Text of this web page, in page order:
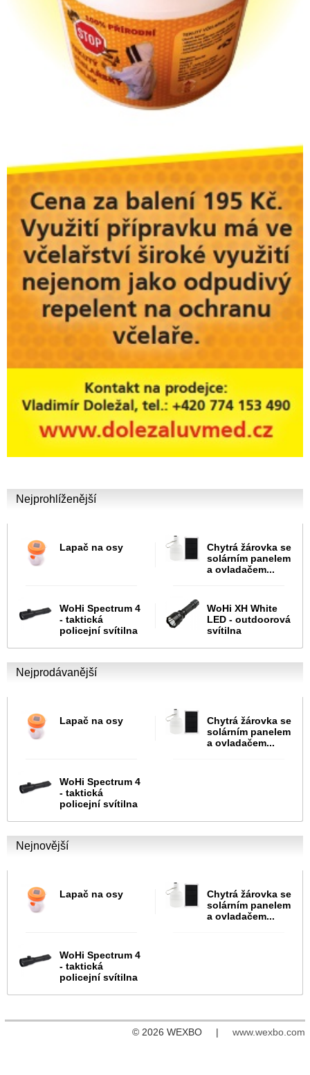
Nejprohlíženější
Lapač na osy
Chytrá žárovka se
solárním panelem
a ovladačem...
WoHi Spectrum 4
- taktická
policejní svítilna
WoHi XH White
LED - outdoorová
svítilna
Nejprodávanější
Lapač na osy
Chytrá žárovka se
solárním panelem
a ovladačem...
WoHi Spectrum 4
- taktická
policejní svítilna
Nejnovější
Lapač na osy
Chytrá žárovka se
solárním panelem
a ovladačem...
WoHi Spectrum 4
- taktická
policejní svítilna
© 2026 WEXBO | www.wexbo.com